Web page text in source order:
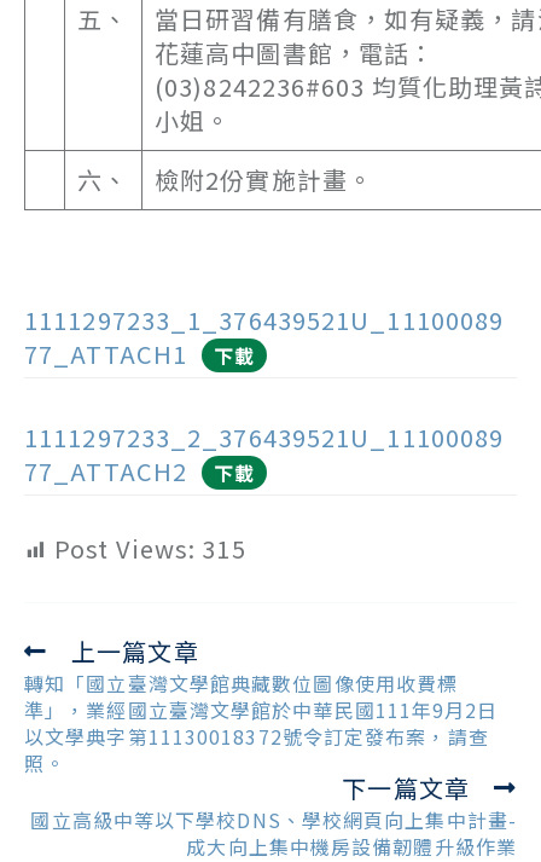
五、
當日研習備有膳食，如有疑義，
花蓮高中圖書館，電話：
(03)8242236#603 均質化助理黃
小姐。
六、
檢附2份實施計畫。
1111297233_1_376439521U_11100089
77_ATTACH1
下載
1111297233_2_376439521U_11100089
77_ATTACH2
下載
Post Views: 315
Read
more
articles
上一篇文章
轉知「國立臺灣文學館典藏數位圖像使用收費標
準」，業經國立臺灣文學館於中華民國111年9月2日
以文學典字第11130018372號令訂定發布案，請查
照。
下一篇文章
國立高級中等以下學校DNS、學校網頁向上集中計畫-
成大向上集中機房設備韌體升級作業